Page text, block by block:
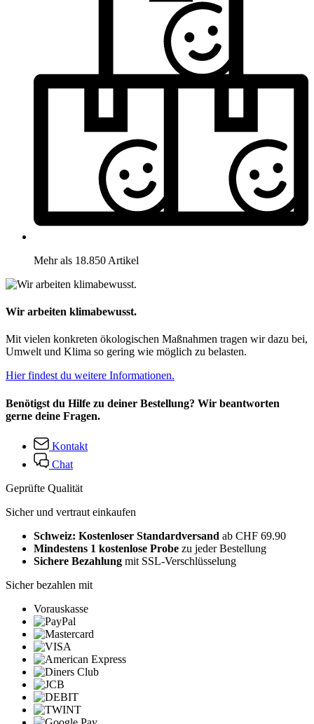
Mehr als 18.850 Artikel
Wir arbeiten klimabewusst.
Mit vielen konkreten ökologischen Maßnahmen tragen wir dazu bei,
Umwelt und Klima so gering wie möglich zu belasten.
Hier findest du weitere Informationen.
Benötigst du Hilfe zu deiner Bestellung? Wir beantworten
gerne deine Fragen.
Kontakt
Chat
Geprüfte Qualität
Sicher und vertraut einkaufen
Schweiz: Kostenloser Standardversand ab CHF 69.90
Mindestens 1 kostenlose Probe zu jeder Bestellung
Sichere Bezahlung mit SSL-Verschlüsselung
Sicher bezahlen mit
Vorauskasse